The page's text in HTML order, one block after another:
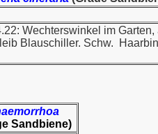
Wechterswinkel im Garten,
Blauschiller. Schw.
Sandbiene)